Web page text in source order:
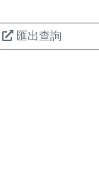
匯出查詢